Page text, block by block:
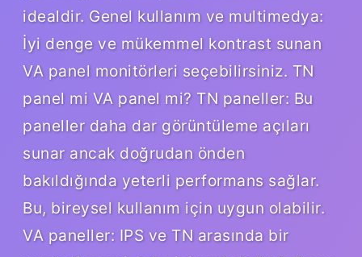
idealdir. Genel kullanım ve multimedya:
İyi denge ve mükemmel kontrast sunan
VA panel monitörleri seçebilirsiniz. TN
panel mi VA panel mi? TN paneller: Bu
paneller daha dar görüntüleme açıları
sunar ancak doğrudan önden
bakıldığında yeterli performans sağlar.
Bu, bireysel kullanım için uygun olabilir.
VA paneller: IPS ve TN arasında bir